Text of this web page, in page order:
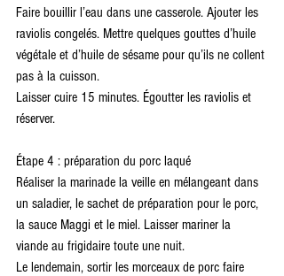
Faire bouillir l’eau dans une casserole. Ajouter les
raviolis congelés. Mettre quelques gouttes d’huile
végétale et d’huile de sésame pour qu’ils ne collent
pas à la cuisson.
Laisser cuire 15 minutes. Égoutter les raviolis et
réserver.
Étape 4 : préparation du porc laqué
Réaliser la marinade la veille en mélangeant dans
un saladier, le sachet de préparation pour le porc,
la sauce Maggi et le miel. Laisser mariner la
viande au frigidaire toute une nuit.
Le lendemain, sortir les morceaux de porc faire